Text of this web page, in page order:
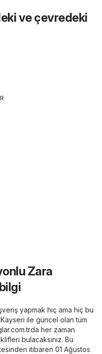
ve çevredeki
Zara
yapmak hiç ama hiç bu
ile güncel olan tüm
da her zaman
bulacaksınız. Bu
itibaren 01 Ağustos